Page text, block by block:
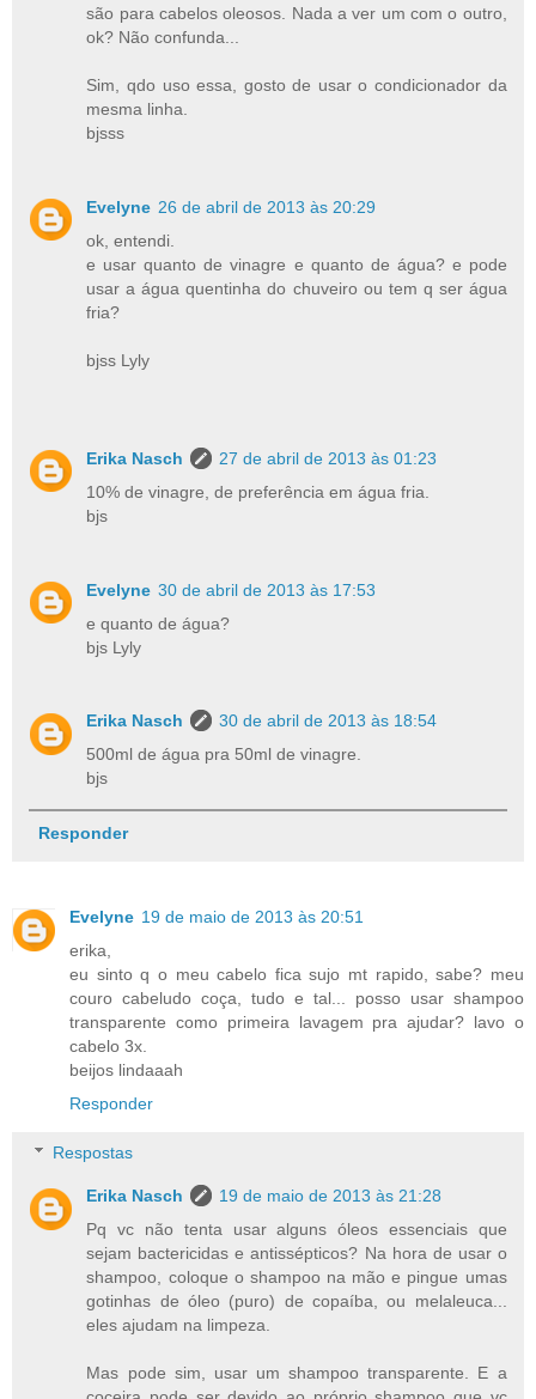
são para cabelos oleosos. Nada a ver um com o outro,
ok? Não confunda...
Sim, qdo uso essa, gosto de usar o condicionador da
mesma linha.
bjsss
Evelyne 26 de abril de 2013 às 20:29
ok, entendi.
e usar quanto de vinagre e quanto de água? e pode
usar a água quentinha do chuveiro ou tem q ser água
fria?
bjss Lyly
Erika Nasch
27 de abril de 2013 às 01:23
10% de vinagre, de preferência em água fria.
bjs
Evelyne 30 de abril de 2013 às 17:53
e quanto de água?
bjs Lyly
Erika Nasch
30 de abril de 2013 às 18:54
500ml de água pra 50ml de vinagre.
bjs
Responder
Evelyne 19 de maio de 2013 às 20:51
erika,
eu sinto q o meu cabelo fica sujo mt rapido, sabe? meu
couro cabeludo coça, tudo e tal... posso usar shampoo
transparente como primeira lavagem pra ajudar? lavo o
cabelo 3x.
beijos lindaaah
Responder
Respostas
Erika Nasch
19 de maio de 2013 às 21:28
Pq vc não tenta usar alguns óleos essenciais que
sejam bactericidas e antissépticos? Na hora de usar o
shampoo, coloque o shampoo na mão e pingue umas
gotinhas de óleo (puro) de copaíba, ou melaleuca...
eles ajudam na limpeza.
Mas pode sim, usar um shampoo transparente. E a